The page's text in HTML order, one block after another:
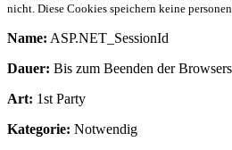
nicht. Diese Cookies speichern keine
Name: ASP.NET_SessionId
Dauer: Bis zum Beenden der
Art: 1st Party
Kategorie: Notwendig